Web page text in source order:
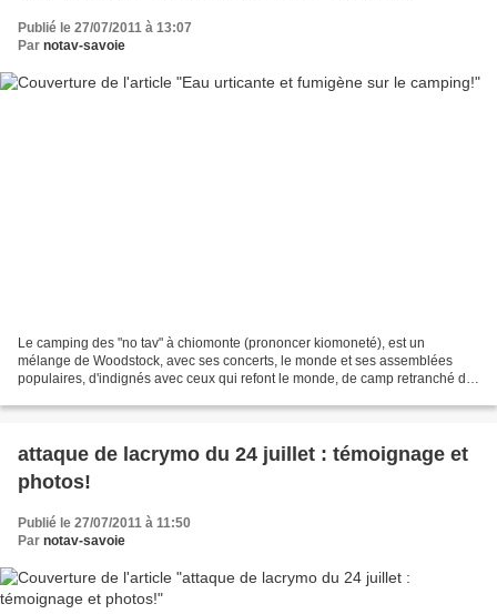
Publié le 27/07/2011 à 13:07
Par notav-savoie
Le camping des "no tav" à chiomonte (prononcer kiomoneté), est un
mélange de Woodstock, avec ses concerts, le monde et ses assemblées
populaires, d'indignés avec ceux qui refont le monde, de camp retranché du
attaque de lacrymo du 24 juillet : témoignage et
photos!
Publié le 27/07/2011 à 11:50
Par notav-savoie